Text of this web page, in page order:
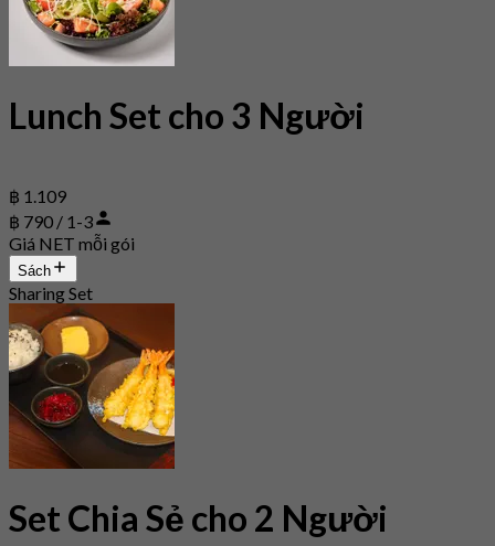
Lunch Set cho 3 Người
฿ 1.109
฿ 790 / 1-3
Giá NET mỗi gói
Sách
Sharing Set
Set Chia Sẻ cho 2 Người